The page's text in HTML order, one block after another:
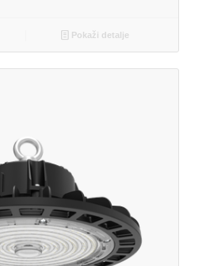
Pokaži detalje